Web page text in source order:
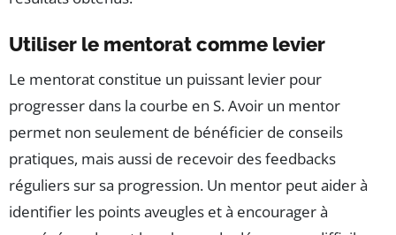
Utiliser le mentorat comme levier
Le mentorat constitue un puissant levier pour
progresser dans la courbe en S. Avoir un mentor
permet non seulement de bénéficier de conseils
pratiques, mais aussi de recevoir des feedbacks
réguliers sur sa progression. Un mentor peut aider à
identifier les points aveugles et à encourager à